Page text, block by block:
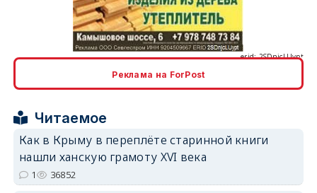
Реклама на ForPost
Читаемое
Как в Крыму в переплёте старинной книги
нашли ханскую грамоту XVI века
1 36852